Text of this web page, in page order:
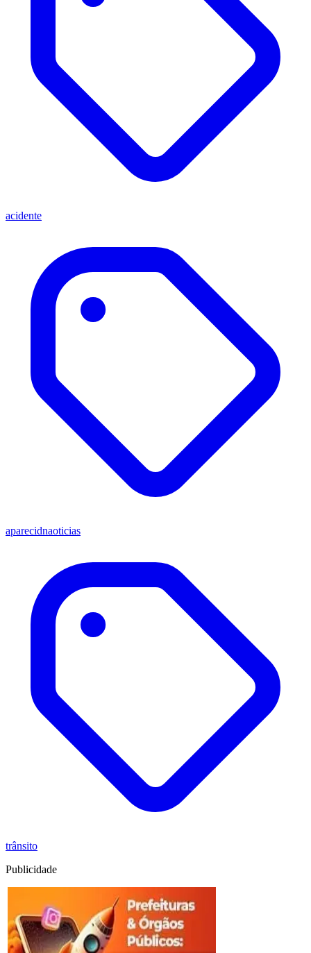
acidente
aparecidnaoticias
trânsito
Publicidade